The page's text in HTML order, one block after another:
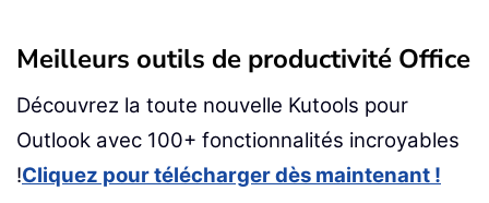
Meilleurs outils de productivité Office
Découvrez la toute nouvelle Kutools pour
Outlook avec 100+ fonctionnalités incroyables
!Cliquez pour télécharger dès maintenant !